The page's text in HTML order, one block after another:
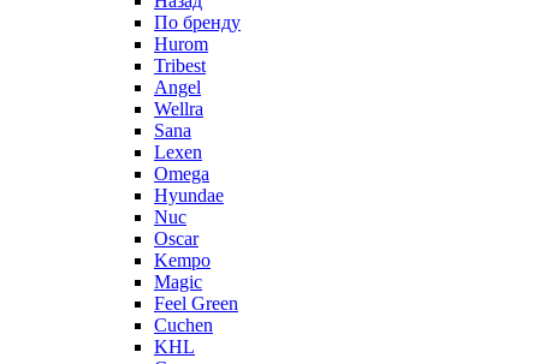
По бренду
Hurom
Tribest
Angel
Wellra
Sana
Lexen
Omega
Hyundae
Nuc
Oscar
Kempo
Magic
Feel Green
Cuchen
KHL